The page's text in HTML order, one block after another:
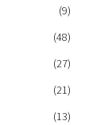
(9)
(48)
(27)
(21)
(13)